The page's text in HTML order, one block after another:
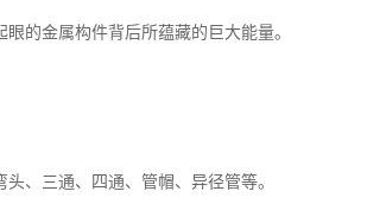
的金属构件背后所蕴藏的巨大能量。
、三通、四通、管帽、异径管等。